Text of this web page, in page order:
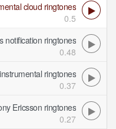
cloud ringtones
0.5
notification ringtones
0.48
ringtones
0.37
Ericsson ringtones
0.27